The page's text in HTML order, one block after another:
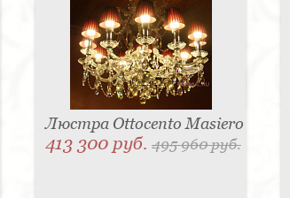
Люстра Ottocento Masiero
413 300 руб. 495 960 руб.